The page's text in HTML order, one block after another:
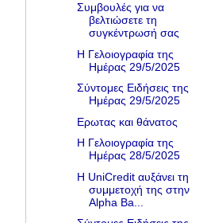
Συμβουλές για να
βελτιώσετε τη
συγκέντρωσή σας
Η Γελοιογραφία της
Ημέρας 29/5/2025
Σύντομες Ειδήσεις της
Ημέρας 29/5/2025
Ερωτας και θάνατος
Η Γελοιογραφία της
Ημέρας 28/5/2025
Η UniCredit αυξάνει τη
συμμετοχή της στην
Alpha Ba...